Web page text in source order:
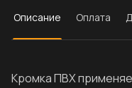
Описание Оплата
Кромка ПВХ